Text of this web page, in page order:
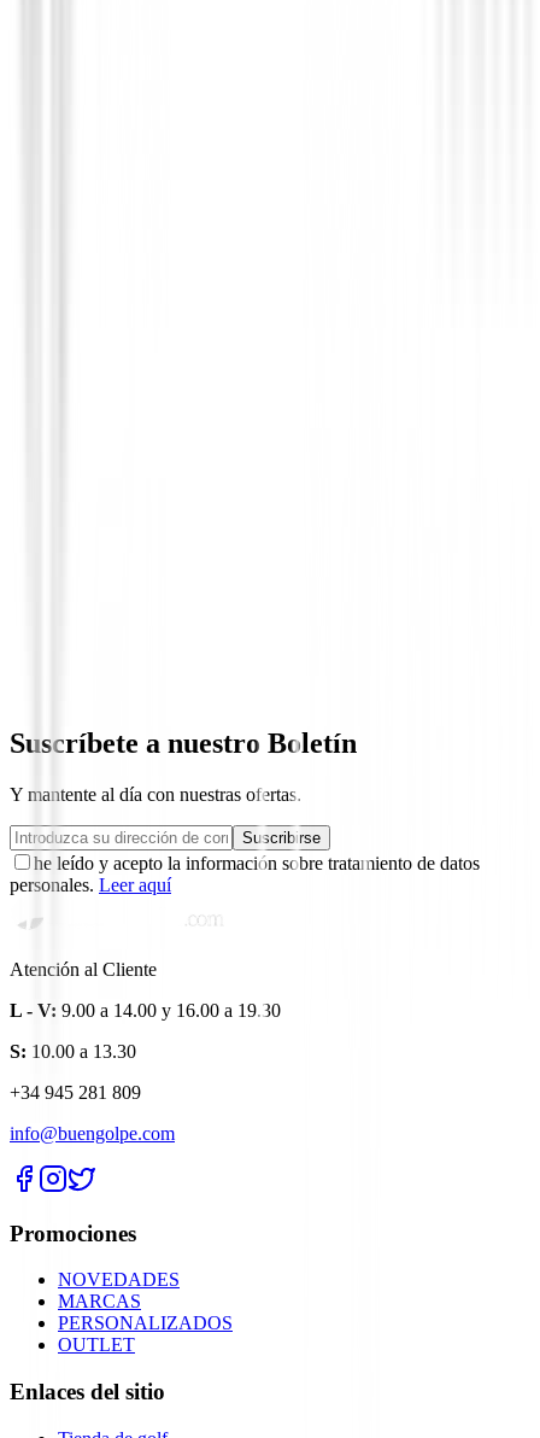
Suscríbete a nuestro Boletín
Y mantente al día con nuestras ofertas.
Suscribirse
he leído y acepto la información sobre tratamiento de datos
personales. Leer aquí
Atención al Cliente
L - V: 9.00 a 14.00 y 16.00 a 19.30
S: 10.00 a 13.30
+34 945 281 809
info@buengolpe.com
Promociones
NOVEDADES
MARCAS
PERSONALIZADOS
OUTLET
Enlaces del sitio